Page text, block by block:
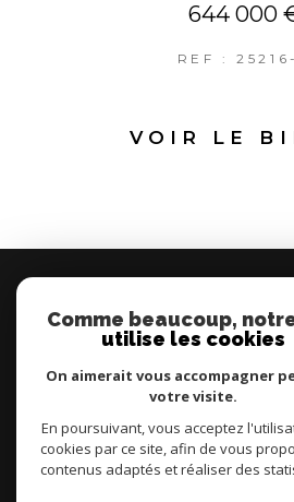
644 000
REF :
VOIR LE
04 67 78 04 01
7 Promenade Jean-
34200
Nous suivre
Comme beaucoup,
utilise les cookies
On aimerait vous accompagner
votre visite.
En poursuivant, vous acceptez
cookies par ce site, afin de vous
contenus adaptés et réaliser des